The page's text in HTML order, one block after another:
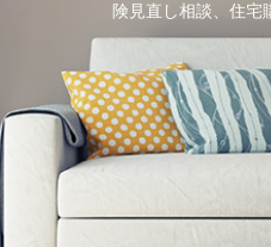
険見直し相談、住宅